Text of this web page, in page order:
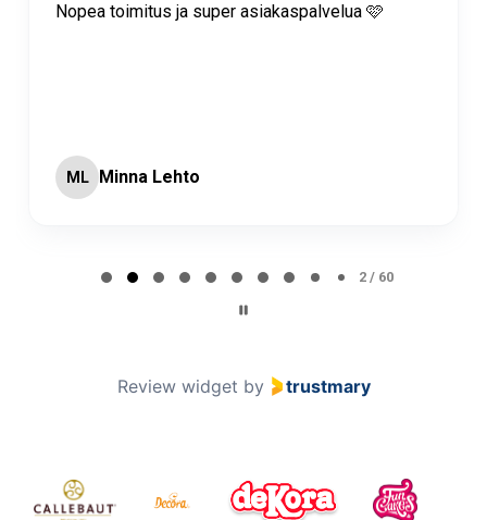
Nopea toimitus ja super asiakaspalvelua 🩷
ML Minna Lehto
2 / 60
Review widget by trustmary